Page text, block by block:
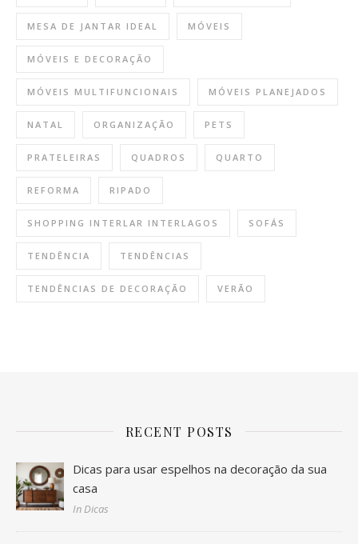
MESA DE JANTAR IDEAL MÓVEIS
MÓVEIS E DECORAÇÃO
MÓVEIS MULTIFUNCIONAIS MÓVEIS PLANEJADOS
NATAL ORGANIZAÇÃO PETS
PRATELEIRAS QUADROS QUARTO
REFORMA RIPADO
SHOPPING INTERLAR INTERLAGOS SOFÁS
TENDÊNCIA TENDÊNCIAS
TENDÊNCIAS DE DECORAÇÃO VERÃO
RECENT POSTS
Dicas para usar espelhos na decoração da sua
casa
In Dicas